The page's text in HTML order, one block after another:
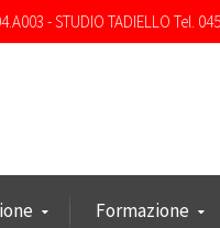
- STUDIO TADIELLO Tel.
Formazione